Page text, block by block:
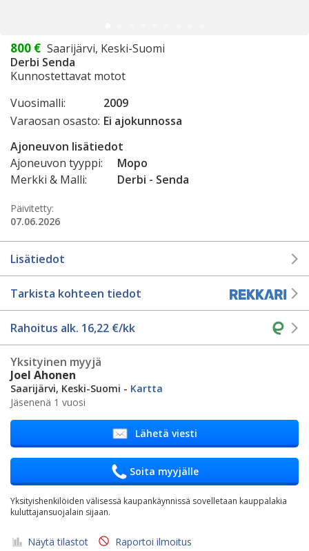
800 € Saarijärvi, Keski-Suomi
Derbi Senda
Kunnostettavat motot
Vuosimalli:
2009
Varaosan osasto: Ei ajokunnossa
Ajoneuvon lisätiedot
Ajoneuvon tyyppi:
Mopo
Merkki & Malli:
Derbi - Senda
Päivitetty:
07.06.2026
Lisätiedot
Tarkista kohteen tiedot
Rahoitus alk. 16,22 €/kk
Yksityinen myyjä
Joel Ahonen
Saarijärvi, Keski-Suomi - Kartta
Jäsenenä 1 vuosi
Lähetä viesti
Soita myyjälle
Yksityishenkilöiden välisessä kaupankäynnissä sovelletaan kauppalakia
kuluttajansuojalain sijaan.
Näytä tilastot Raportoi ilmoitus